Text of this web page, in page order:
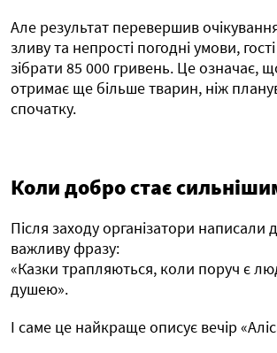
Але результат перевершив
зливу та непрості погодні умови,
зібрати 85 000 гривень. Це означає,
отримає ще більше тварин, ніж
спочатку.
Коли добро стає
Після заходу організатори написали
важливу фразу:
«Казки трапляються, коли поруч є
душею».
І саме це найкраще описує вечір